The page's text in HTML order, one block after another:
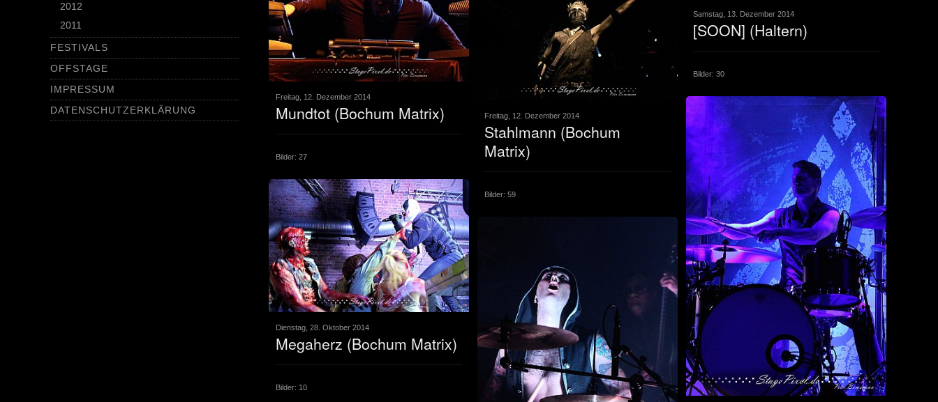
2012
2011
FESTIVALS
OFFSTAGE
IMPRESSUM
DATENSCHUTZERKLÄRUNG
Samstag, 13. Dezember 2014
[SOON] (Haltern)
Bilder: 30
Freitag, 12. Dezember 2014
Mundtot (Bochum Matrix)
Bilder: 27
Freitag, 12. Dezember 2014
Stahlmann (Bochum
Matrix)
Bilder: 59
Dienstag, 28. Oktober 2014
Megaherz (Bochum Matrix)
Bilder: 10